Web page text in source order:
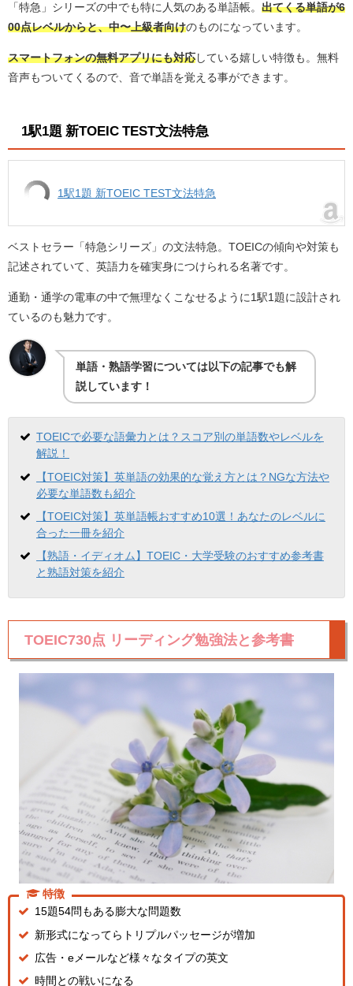
「特急」シリーズの中でも特に人気のある単語帳。 出てくる単語が6
00点レベルからと、中〜上級者向けのものになっています。
スマートフォンの無料アプリにも対応 している嬉しい特徴も。無料
音声もついてくるので、音で単語を覚える事ができます。
1駅1題 新TOEIC TEST文法特急
1駅1題 新TOEIC TEST文法特急
ベストセラー「特急シリーズ」の文法特急。TOEICの傾向や対策も
記述されていて、英語力を確実身につけられる名著です。
通勤・通学の電車の中で無理なくこなせるように1駅1題に設計され
ているのも魅力です。
単語・熟語学習については以下の記事でも解
説しています！
TOEICで必要な語彙力とは？スコア別の単語数やレベルを
解説！
【TOEIC対策】英単語の効果的な覚え方とは？NGな方法や
必要な単語数も紹介
【TOEIC対策】英単語帳おすすめ10選！あなたのレベルに
合った一冊を紹介
【熟語・イディオム】TOEIC・大学受験のおすすめ参考書
と熟語対策を紹介
TOEIC730点 リーディング勉強法と参考書
特徴
15題54問もある膨大な問題数
新形式になってらトリプルパッセージが増加
広告・eメールなど様々なタイプの英文
時間との戦いになる